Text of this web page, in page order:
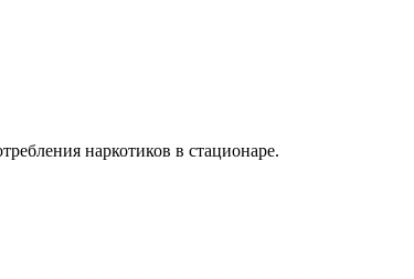
наркотиков в стационаре.